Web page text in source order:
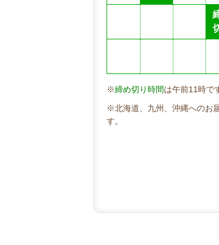
※締め切り時間は午前11時で
※北海道、九州、沖縄へのお
す。